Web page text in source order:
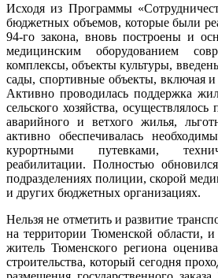
Исходя из Программы
бюджетных объемов, которые были
94-го закона, вновь построены и
медицинским оборудованием
комплексы, объекты культуры,
сады, спортивные объекты, включая
Активно проводилась поддержка
сельского хозяйства,
аварийного и ветхого жилья,
активно обеспечивалась
курортными путевками,
реабилитации. Полностью
подразделениях полиции, скорой
и других бюджетных организациях.
Нельзя не отметить и развитие
на территории Тюменской области,
житель Тюменского региона
строительства, который сегодня